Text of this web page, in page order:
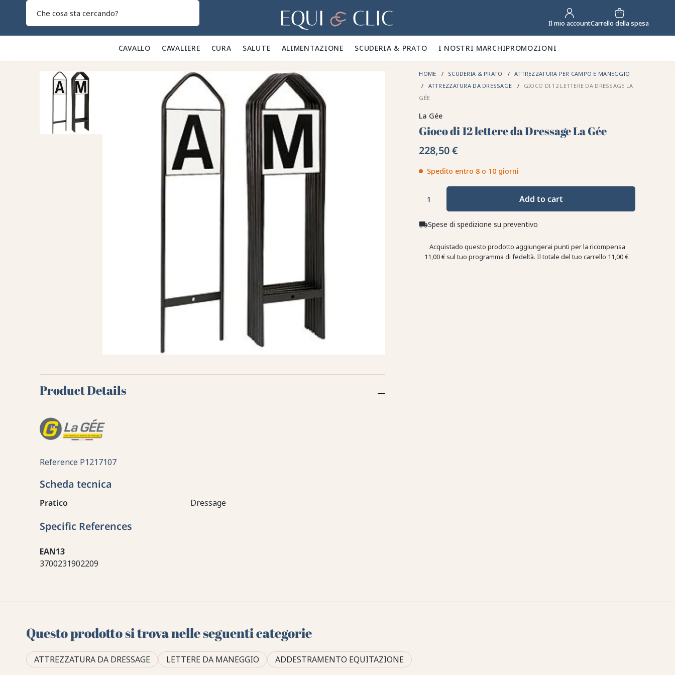
Casa Il mio accountCarrello della spesa
CAVALLO 🐎 CAVALIERE 👕 CURA 🪮 SALUTE ✨ ALIMENTAZIONE 🥕 SCUDERIA & PRATO 🍃 I NOSTRI MARCHIPROMOZIONI
HOME SCUDERIA & PRATO
ATTREZZATURA PER CAMPO E MANEGGIO
ATTREZZATURA DA DRESSAGE
GIOCO DI 12 LETTERE DA DRESSAGE LA
GÉE
La Gée
Gioco di 12 lettere da Dressage La Gée
228,50 €
Spedito entro 8 o 10 giorni
Add to cart
local_shippingSpese di spedizione su preventivo
Acquistado questo prodotto aggiungerai punti per la ricompensa
11,00 €sul tuo programma di fedeltà. Il totale del tuo carrello 11,00 €.
Product Details
Reference P1217107
Scheda tecnica
Pratico Dressage
Specific References
EAN13
3700231902209
Questo prodotto si trova nelle seguenti categorie
ATTREZZATURA DA DRESSAGE LETTERE DA MANEGGIO ADDESTRAMENTO EQUITAZIONE